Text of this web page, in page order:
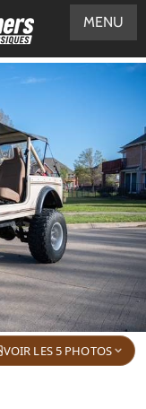
VOIR LES 5 PHOTOS
MENU